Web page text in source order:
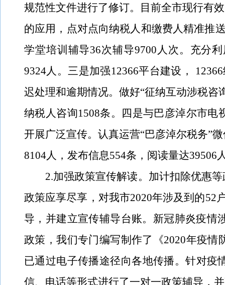
规范性文件进行了修订。目前全市现行有
的应用，点对点向纳税人和缴费人精准推
学堂培训辅导36次辅导9700 人次。充分
9324人。三是加强12366平台建设， 12366
迟处理和逾期情况。做好“征纳互动涉税
纳税人咨询1508条。四是与巴彦淖尔市电
开展广泛宣传。认真运营“巴彦淖尔税务”
8104人，发布信息554条，阅读量达39506
2.加强政策宣传解读。加计扣除优惠
政策应享尽享，对我市2020年涉及到的52
导，并建立宣传辅导台账。 新冠肺炎疫情
政策，我们专门编写制作了《2020年疫情
已通过电子传播途径向各地传播。针对疫
信、电话等形式进行了一对一政策辅导，